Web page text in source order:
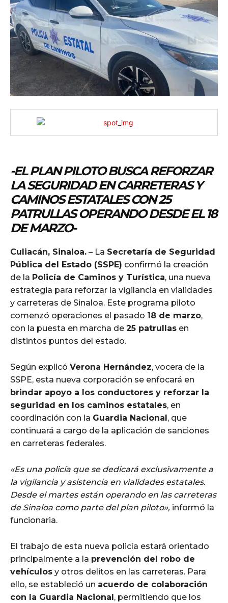
-EL PLAN PILOTO BUSCA REFORZAR
LA SEGURIDAD EN CARRETERAS Y
CAMINOS ESTATALES CON 25
PATRULLAS OPERANDO DESDE EL 18
DE MARZO-
Culiacán, Sinaloa. – La Secretaría de Seguridad
Pública del Estado (SSPE) confirmó la creación
de la Policía de Caminos y Turística, una nueva
estrategia para reforzar la vigilancia en vialidades
y carreteras de Sinaloa. Este programa piloto
comenzó operaciones el pasado 18 de marzo,
con la puesta en marcha de 25 patrullas en
distintos puntos del estado.
Según explicó Verona Hernández, vocera de la
SSPE, esta nueva corporación se enfocará en
brindar apoyo a los conductores y reforzar la
seguridad en los caminos estatales, en
coordinación con la Guardia Nacional , que
continuará a cargo de la aplicación de sanciones
en carreteras federales.
«Es una policía que se dedicará exclusivamente a
la vigilancia y asistencia en vialidades estatales.
Desde el martes están operando en las carreteras
de Sinaloa como parte del plan piloto», informó la
funcionaria.
El trabajo de esta nueva policía estará orientado
principalmente a la prevención del robo de
vehículos y otros delitos en las carreteras. Para
ello, se estableció un acuerdo de colaboración
con la Guardia Nacional , permitiendo que los